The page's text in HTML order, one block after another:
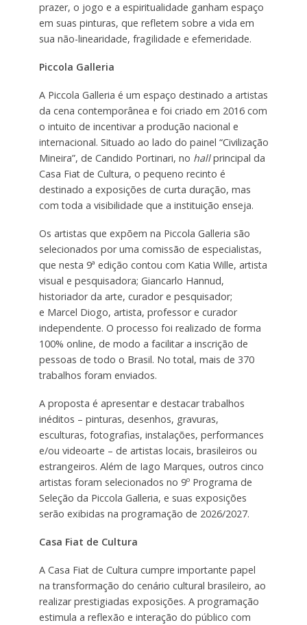
prazer, o jogo e a espiritualidade ganham espaço
em suas pinturas, que refletem sobre a vida em
sua não-linearidade, fragilidade e efemeridade.
Piccola Galleria
A Piccola Galleria é um espaço destinado a artistas
da cena contemporânea e foi criado em 2016 com
o intuito de incentivar a produção nacional e
internacional. Situado ao lado do painel “Civilização
Mineira”, de Candido Portinari, no hallprincipal da
Casa Fiat de Cultura, o pequeno recinto é
destinado a exposições de curta duração, mas
com toda a visibilidade que a instituição enseja.
Os artistas que expõem na Piccola Galleria são
selecionados por uma comissão de especialistas,
que nesta 9ª edição contou com Katia Wille, artista
visual e pesquisadora; Giancarlo Hannud,
historiador da arte, curador e pesquisador;
e Marcel Diogo, artista, professor e curador
independente. O processo foi realizado de forma
100% online, de modo a facilitar a inscrição de
pessoas de todo o Brasil. No total, mais de 370
trabalhos foram enviados.
A proposta é apresentar e destacar trabalhos
inéditos – pinturas, desenhos, gravuras,
esculturas, fotografias, instalações, performances
e/ou videoarte – de artistas locais, brasileiros ou
estrangeiros. Além de Iago Marques, outros cinco
artistas foram selecionados no 9º Programa de
Seleção da Piccola Galleria, e suas exposições
serão exibidas na programação de 2026/2027.
Casa Fiat de Cultura
A Casa Fiat de Cultura cumpre importante papel
na transformação do cenário cultural brasileiro, ao
realizar prestigiadas exposições. A programação
estimula a reflexão e interação do público com